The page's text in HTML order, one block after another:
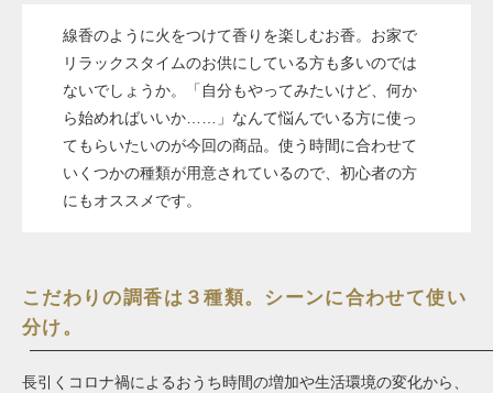
線香のように火をつけて香りを楽しむお香。お家で
リラックスタイムのお供にしている方も多いのでは
ないでしょうか。「自分もやってみたいけど、何か
ら始めればいいか……」なんて悩んでいる方に使っ
てもらいたいのが今回の商品。使う時間に合わせて
いくつかの種類が用意されているので、初心者の方
にもオススメです。
こだわりの調香は３種類。シーンに合わせて使い
分け。
長引くコロナ禍によるおうち時間の増加や生活環境の変化から、